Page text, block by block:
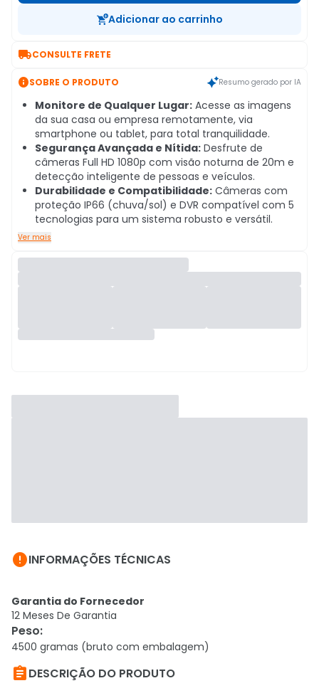
Adicionar ao carrinho
CONSULTE FRETE
SOBRE O PRODUTO Resumo gerado por IA
Monitore de Qualquer Lugar: Acesse as imagens
da sua casa ou empresa remotamente, via
smartphone ou tablet, para total tranquilidade.
Segurança Avançada e Nítida: Desfrute de
câmeras Full HD 1080p com visão noturna de 20m e
detecção inteligente de pessoas e veículos.
Durabilidade e Compatibilidade: Câmeras com
proteção IP66 (chuva/sol) e DVR compatível com 5
tecnologias para um sistema robusto e versátil.
Ver mais
INFORMAÇÕES TÉCNICAS
Garantia do Fornecedor
12 Meses De Garantia
Peso:
4500 gramas (bruto com embalagem)
DESCRIÇÃO DO PRODUTO